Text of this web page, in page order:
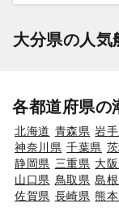
大分県の人気
各都道府県の
北海道 青森県 岩
神奈川県 千葉県
静岡県 三重県 大
山口県 鳥取県 島
佐賀県 長崎県 熊